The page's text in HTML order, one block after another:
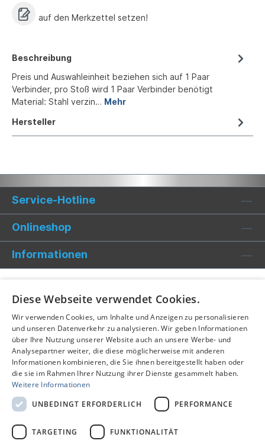
auf den Merkzettel setzen!
Beschreibung
Preis und Auswahleinheit beziehen sich auf 1 Paar
Verbinder, pro Stoß wird 1 Paar Verbinder benötigt
Material: Stahl verzin… Mehr
Hersteller
Service-Hotline
Onlineshop
Informationen
Alle Preise inkl. gesetzl. Mehrwertsteuer zzgl.
Diese Webseite verwendet Cookies.
Wir verwenden Cookies, um Inhalte und Anzeigen zu personalisieren
und unseren Datenverkehr zu analysieren. Wir geben Informationen
über Ihre Nutzung unserer Website auch an unsere Werbe- und
Analysepartner weiter, die diese möglicherweise mit anderen
Informationen kombinieren, die Sie ihnen bereitgestellt haben oder
die sie im Rahmen Ihrer Nutzung ihrer Dienste gesammelt haben.
Weitere Informationen
UNBEDINGT ERFORDERLICH
PERFORMANCE
TARGETING FUNKTIONALITÄT